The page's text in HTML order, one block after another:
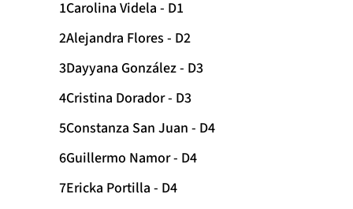
Carolina Videla - D1
Alejandra Flores - D2
Dayyana González - D3
Cristina Dorador - D3
Constanza San Juan - D4
Guillermo Namor - D4
Ericka Portilla - D4